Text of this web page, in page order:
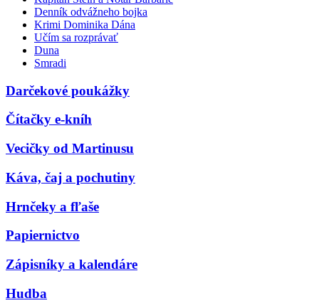
Denník odvážneho bojka
Krimi Dominika Dána
Učím sa rozprávať
Duna
Smradi
Darčekové poukážky
Čítačky e-kníh
Vecičky od Martinusu
Káva, čaj a pochutiny
Hrnčeky a fľaše
Papiernictvo
Zápisníky a kalendáre
Hudba